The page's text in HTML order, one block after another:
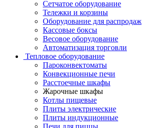
Сетчатое оборудование
Тележки и корзины
Оборудование для распродаж
Кассовые боксы
Весовое оборудование
Автоматизация торговли
Тепловое оборудование
Пароконвектоматы
Конвекционные печи
Расстоечные шкафы
Жарочные шкафы
Котлы пищевые
Плиты электрические
Плиты индукционные
Печи для пиццы